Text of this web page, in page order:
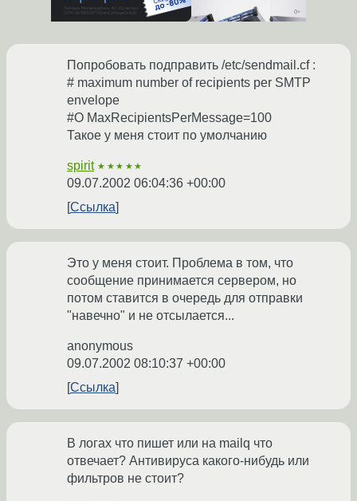
Попробовать подправить /etc/sendmail.cf :
# maximum number of recipients per SMTP
envelope
#O MaxRecipientsPerMessage=100
Такое у меня стоит по умолчанию
spirit ★★★★★
09.07.2002 06:04:36 +00:00
Ссылка
Это у меня стоит. Проблема в том, что
сообщение принимается сервером, но
потом ставится в очередь для отправки
"навечно" и не отсылается...
anonymous
09.07.2002 08:10:37 +00:00
Ссылка
В логах что пишет или на mailq что
отвечает? Антивируса какого-нибудь или
фильтров не стоит?